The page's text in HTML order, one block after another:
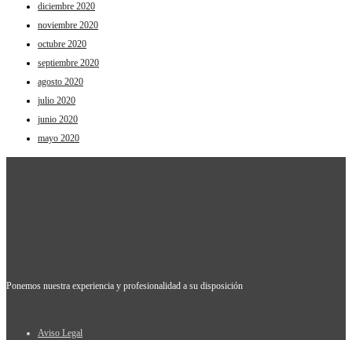
diciembre 2020
noviembre 2020
octubre 2020
septiembre 2020
agosto 2020
julio 2020
junio 2020
mayo 2020
Ponemos nuestra experiencia y profesionalidad a su disposición
Aviso Legal